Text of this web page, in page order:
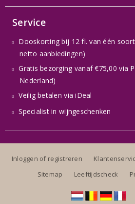
Service
Dooskorting bij 12 fl. van één
netto aanbiedingen)
Gratis bezorging vanaf €75,00 via
Nederland)
Veilig betalen via iDeal
Specialist in wijngeschenken
Inloggen of registreren
Sitemap
Leeftijdscheck